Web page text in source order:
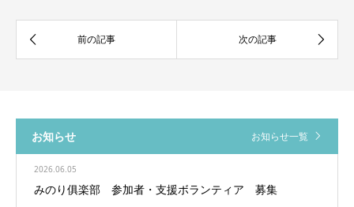
お知らせ お知らせ一覧
2026.06.05
みのり俱楽部 参加者・支援ボランティア 募集